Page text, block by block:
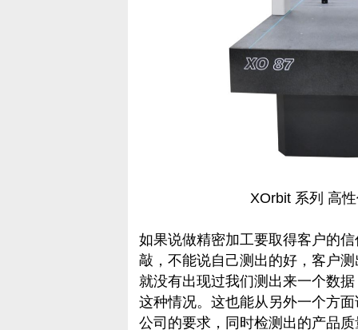
XOrbit 系列 高
如果说做精密加工要取得客户的
敲，不能说自己测出的好，客户
就没有出现过我们测出来一个数
这种情况。这也能从另外一个方
公司的要求，同时检测出的产品